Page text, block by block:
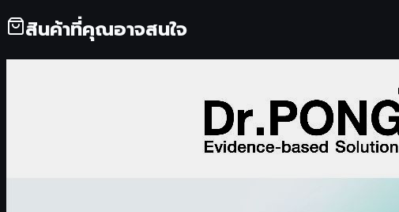
สินค้าที่คุณอาจสนใจ